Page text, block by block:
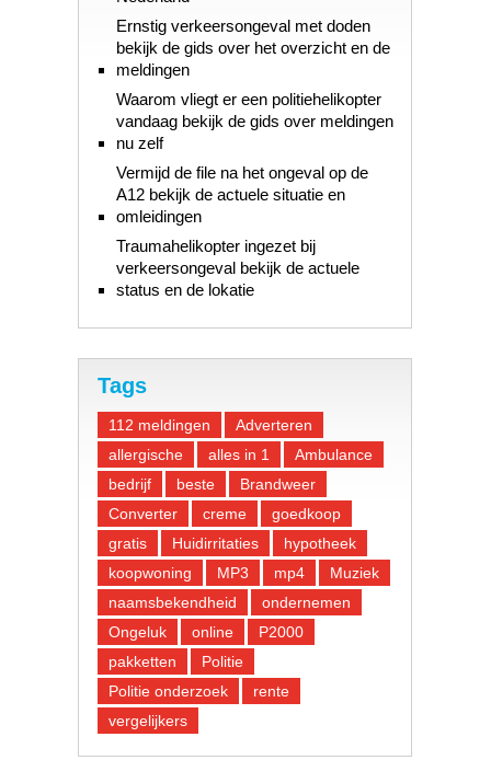
Ernstig verkeersongeval met doden
bekijk de gids over het overzicht en de
meldingen
Waarom vliegt er een politiehelikopter
vandaag bekijk de gids over meldingen
nu zelf
Vermijd de file na het ongeval op de
A12 bekijk de actuele situatie en
omleidingen
Traumahelikopter ingezet bij
verkeersongeval bekijk de actuele
status en de lokatie
Tags
112 meldingen
Adverteren
allergische
alles in 1
Ambulance
bedrijf
beste
Brandweer
Converter
creme
goedkoop
gratis
Huidirritaties
hypotheek
koopwoning
MP3 mp4
Muziek
naamsbekendheid
ondernemen
Ongeluk
online
P2000
pakketten
Politie
Politie onderzoek
rente
vergelijkers